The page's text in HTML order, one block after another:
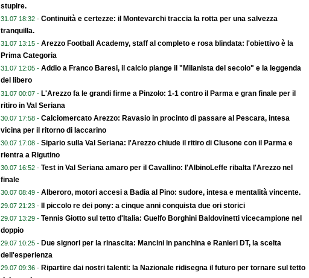
stupire.
31.07 18:32 - Continuità e certezze: il Montevarchi traccia la rotta per una salvezza
tranquilla.
31.07 13:15 - Arezzo Football Academy, staff al completo e rosa blindata: l'obiettivo è la
Prima Categoria
31.07 12:05 - Addio a Franco Baresi, il calcio piange il "Milanista del secolo" e la leggenda
del libero
31.07 00:07 - L'Arezzo fa le grandi firme a Pinzolo: 1-1 contro il Parma e gran finale per il
ritiro in Val Seriana
30.07 17:58 - Calciomercato Arezzo: Ravasio in procinto di passare al Pescara, intesa
vicina per il ritorno di Iaccarino
30.07 17:08 - Sipario sulla Val Seriana: l'Arezzo chiude il ritiro di Clusone con il Parma e
rientra a Rigutino
30.07 16:52 - Test in Val Seriana amaro per il Cavallino: l'AlbinoLeffe ribalta l'Arezzo nel
finale
30.07 08:49 - Alberoro, motori accesi a Badia al Pino: sudore, intesa e mentalità vincente.
29.07 21:23 - Il piccolo re dei pony: a cinque anni conquista due ori storici
29.07 13:29 - Tennis Giotto sul tetto d'Italia: Guelfo Borghini Baldovinetti vicecampione nel
doppio
29.07 10:25 - Due signori per la rinascita: Mancini in panchina e Ranieri DT, la scelta
dell'esperienza
29.07 09:36 - Ripartire dai nostri talenti: la Nazionale ridisegna il futuro per tornare sul tetto